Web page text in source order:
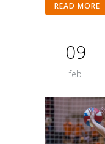
READ MORE
09
feb